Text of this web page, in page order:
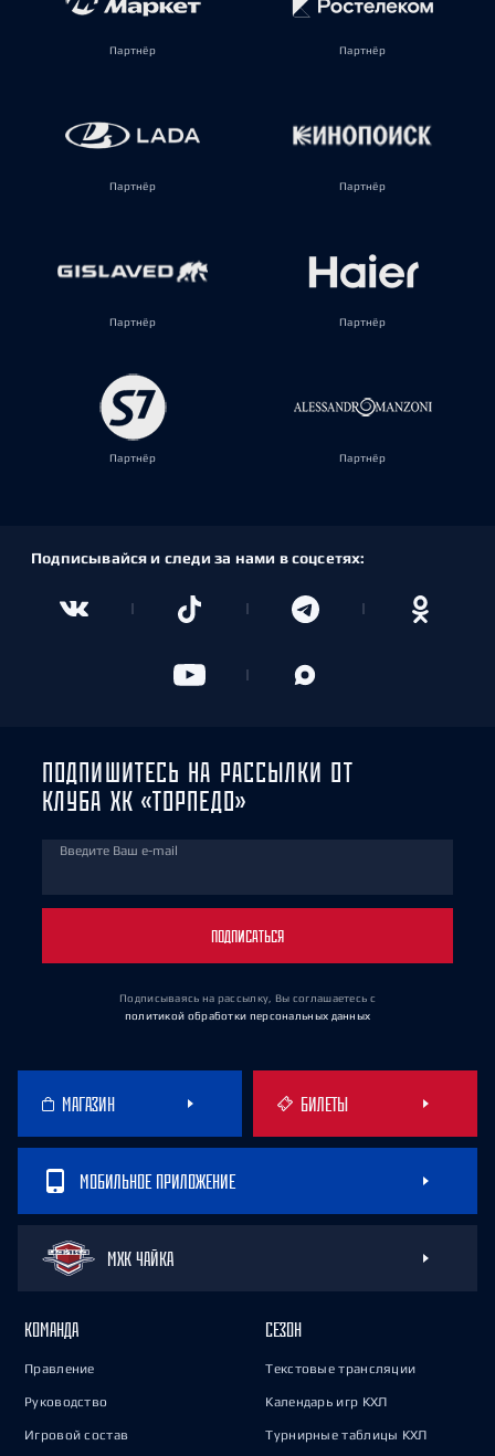
Партнёр Партнёр
Партнёр Партнёр
Партнёр Партнёр
Партнёр Партнёр
Подписывайся и следи за нами в соцсетях:
ПОДПИШИТЕСЬ НА РАССЫЛКИ ОТ
КЛУБА ХК «ТОРПЕДО»
Введите Ваш e-mail
ПОДПИСАТЬСЯ
Подписываясь на рассылку, Вы соглашаетесь с
политикой обработки персональных данных
МАГАЗИН БИЛЕТЫ
МОБИЛЬНОЕ ПРИЛОЖЕНИЕ
МХК ЧАЙКА
КОМАНДА
Правление
Руководство
Игровой состав
СЕЗОН
Текстовые трансляции
Календарь игр КХЛ
Турнирные таблицы КХЛ